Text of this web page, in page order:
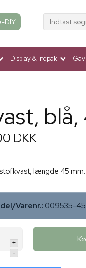
DIY Indtast
Display & indpak
DKK
stofkvast, længde 45 mm.
Varenr.: 009535-
+
-